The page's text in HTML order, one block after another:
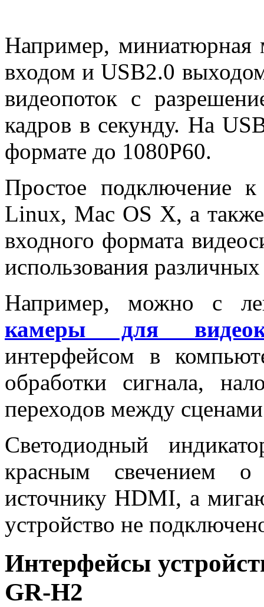
Например, миниатюрная
входом и USB2.0
видеопоток с
кадров в секунду. На
формате до 1080P60.
Простое подключение
Linux, Mac OS X, а также
входного формата
использования
Например, можно с
камеры для
интерфейсом в
обработки сигнала,
переходов между
Светодиодный
красным свечением
источнику HDMI, а
устройство не
Интерфейсы
GR-H2